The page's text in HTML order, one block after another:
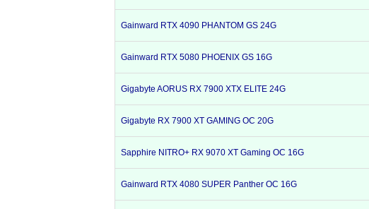
Gainward RTX 4090 PHANTOM GS 24G
Gainward RTX 5080 PHOENIX GS 16G
Gigabyte AORUS RX 7900 XTX ELITE 24G
Gigabyte RX 7900 XT GAMING OC 20G
Sapphire NITRO+ RX 9070 XT Gaming OC 16G
Gainward RTX 4080 SUPER Panther OC 16G